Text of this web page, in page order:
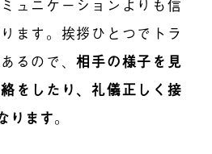
ュニケーションよりも信
ます。挨拶ひとつでトラ
るので、相手の様子を見
をしたり、礼儀正しく接
ります。